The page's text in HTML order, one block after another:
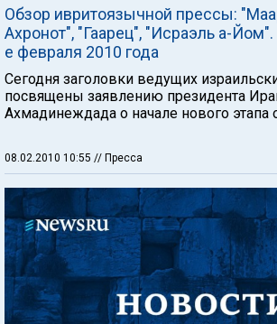
Обзор ивритоязычной прессы:
Ахронот", "Гаарец", "Исраэль а-
е февраля 2010 года
Сегодня заголовки ведущих
посвящены заявлению президента
Ахмадинеждада о начале нового этапа
08.02.2010 10:55 // Пресса